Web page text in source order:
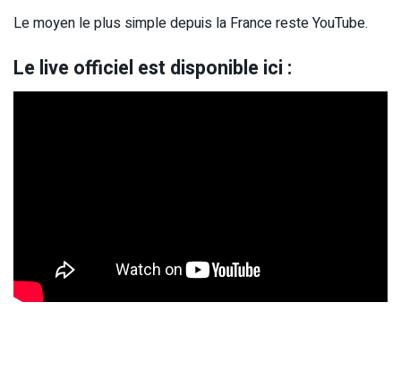
Le moyen le plus simple depuis la France reste YouTube.
Le live officiel est disponible ici :